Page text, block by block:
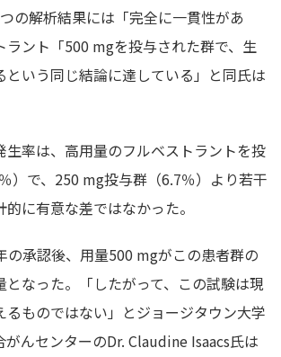
の解析結果には「完全に一貫性があ
ラント「500 mgを投与された群で、生
という同じ結論に達している」と同氏は
生率は、高用量のフルベストラントを投
）で、250 mg投与群（6.7％）より若干
に有意な差ではなかった。
の承認後、用量500 mgがこの患者群の
となった。「したがって、この試験は現
るものではない」とジョージタウン大学
がんセンターのDr. Claudine Isaacs氏は